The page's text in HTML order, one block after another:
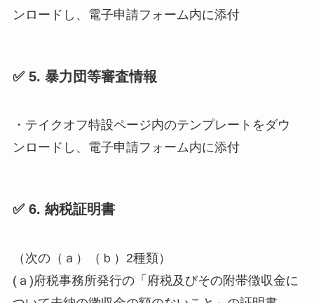
ンロードし、電子申請フォーム内に添付
✅ 5. 暴力団等審査情報
・テイクオフ特設ページ内のテンプレートをダウ
ンロードし、電子申請フォーム内に添付
✅ 6. 納税証明書
（次の（ａ）（ｂ）2種類）
(ａ)府税事務所発行の「府税及びその附帯徴収金に